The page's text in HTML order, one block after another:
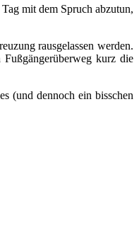
mit dem Spruch abzutun,
rausgelassen werden.
kurz die
(und dennoch ein bisschen